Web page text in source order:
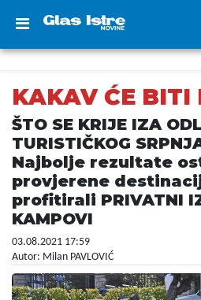
KAKAV ĆE BITI
ŠTO SE KRIJE IZA
TURISTIČKOG
Najbolje rezultate
provjerene
profitirali PRIVATNI
KAMPOVI
03.08.2021 17:59
Autor: Milan PAVLOVIĆ